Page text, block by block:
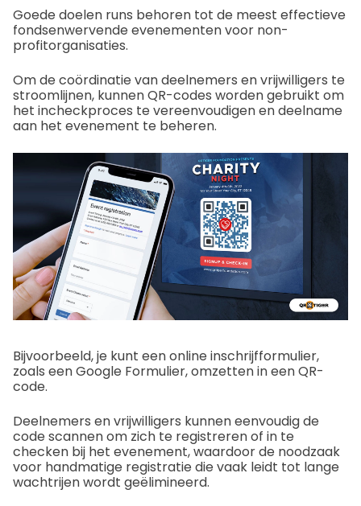
Goede doelen runs behoren tot de meest effectieve
fondsenwervende evenementen voor non-
profitorganisaties.
Om de coördinatie van deelnemers en vrijwilligers te
stroomlijnen, kunnen QR-codes worden gebruikt om
het incheckproces te vereenvoudigen en deelname
aan het evenement te beheren.
Bijvoorbeeld, je kunt een online inschrijfformulier,
zoals een Google Formulier, omzetten in een QR-
code.
Deelnemers en vrijwilligers kunnen eenvoudig de
code scannen om zich te registreren of in te
checken bij het evenement, waardoor de noodzaak
voor handmatige registratie die vaak leidt tot lange
wachtrijen wordt geëlimineerd.